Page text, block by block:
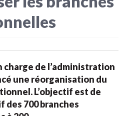
charge de l’administration
une réorganisation du
L’objectif est de
des 700 branches